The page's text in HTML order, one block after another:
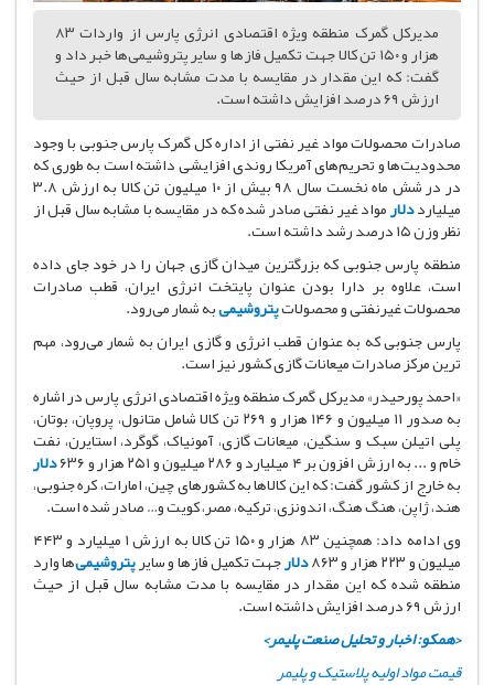
مدیرکل گمرک منطقه ویژه اقتصادی انرژی پارس از واردات ۸۳
هزار و ۱۵۰ تن کالا جهت تکمیل فازها و سایر پتروشیمی‌ها خبر داد و
گفت: که این مقدار در مقایسه با مدت مشابه سال قبل از حیث
ارزش ۶۹ درصد افزایش داشته است.
صادرات محصولات مواد غیر نفتی از اداره کل گمرک پارس جنوبی با وجود
محدودیت‌ها و تحریم‌های آمریکا روندی افزایشی داشته است به طوری که
در در شش ماه نخست سال ۹۸ بیش از ۱۰ میلیون تن کالا به ارزش ۳.۸
میلیارددلارمواد غیر نفتی صادر شده که در مقایسه با مشابه سال قبل از
نظر وزن ۱۵ درصد رشد داشته است.
منطقه پارس جنوبی که بزرگترین میدان گازی جهان را در خود جای داده
است، علاوه بر دارا بودن عنوان پایتخت انرژی ایران، قطب صادرات
محصولات غیرنفتی و محصولاتپتروشیمیبه شمار می‌رود.
پارس جنوبی که به عنوان قطب انرژی و گازی ایران به شمار می‌رود، مهم
ترین مرکز صادرات میعانات گازی کشور نیز است.
«احمد پورحیدر» مدیرکل گمرک منطقه ویژه اقتصادی انرژی پارس در اشاره
به صدور ۱۱ میلیون و ۱۴۶ هزار و ۲۶۹ تن کالا شامل متانول، پروپان، بوتان،
پلی اتیلن سبک و سنگین، میعانات گازی، آمونیاک، گوگرد، استایرن، نفت
خام و ... به ارزش افزون بر ۴ میلیارد و ۲۸۶ میلیون و ۲۵۱ هزار و ۶۳۶ دلار
به خارج از کشور گفت: که این کالاها به کشورهای چین، امارات، کره جنوبی،
هند، ژاپن، هنگ هنگ، اندونزی، ترکیه، مصر، کویت و… صادر شده است.
وی ادامه داد: همچنین ۸۳ هزار و ۱۵۰ تن کالا به ارزش ۱ میلیارد و ۴۴۳
میلیون و ۲۲۳ هزار و ۸۶۳ دلارجهت تکمیل فازها و سایرپتروشیمی‌ها وارد
منطقه شده که این مقدار در مقایسه با مدت مشابه سال قبل از حیث
ارزش ۶۹ درصد افزایش داشته است.
<همکو: اخبار و تحلیل صنعت پلیمر>
قیمت مواد اولیه پلاستیک و پلیمر